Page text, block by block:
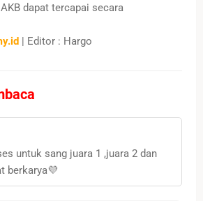
dapat tercapai secara
| Editor : Hargo
untuk sang juara 1 ,juara 2 dan
berkarya💜